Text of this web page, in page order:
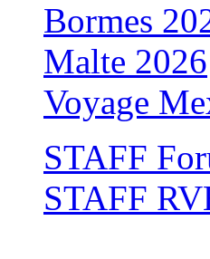
Bormes
Malte 2026
Voyage
STAFF
STAFF